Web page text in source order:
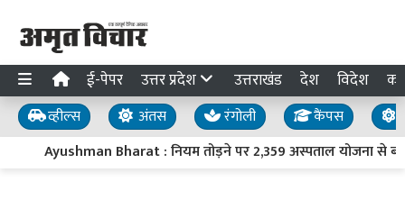
ई-पेपर उत्तर प्रदेश उत्तराखंड देश विदेश
व्हील्स अंतस रंगोली कैंपस
Ayushman Bharat : नियम तोड़ने पर 2,359 अस्पताल योजना से